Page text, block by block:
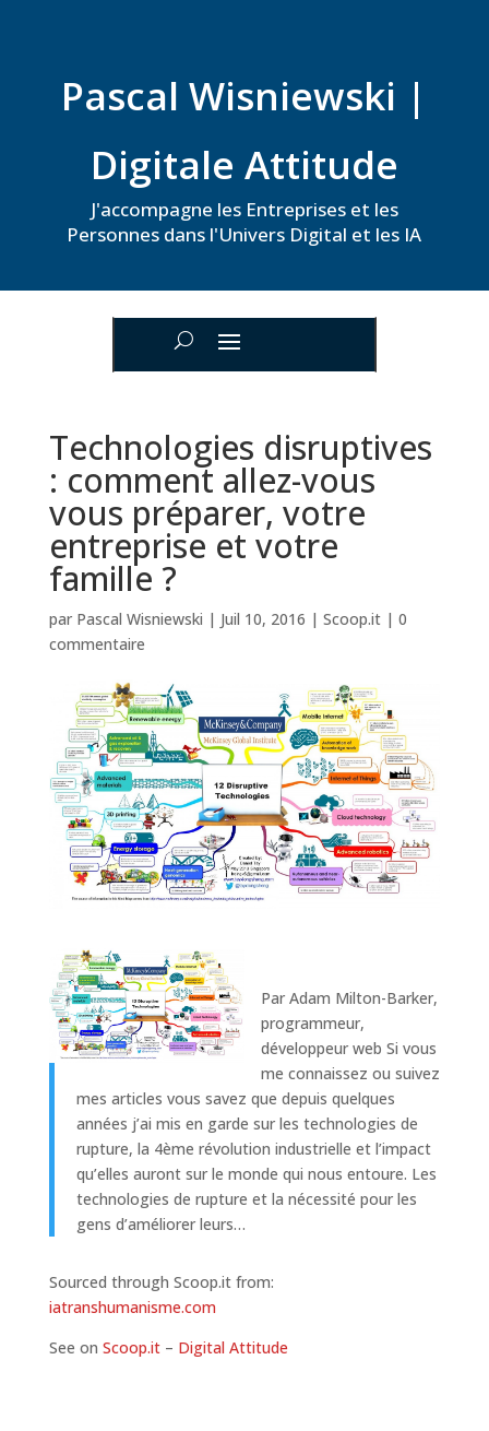
Pascal Wisniewski |
Digitale Attitude
J'accompagne les Entreprises et les
Personnes dans l'Univers Digital et les IA
Technologies disruptives
: comment allez-vous
vous préparer, votre
entreprise et votre
famille ?
par Pascal Wisniewski | Juil 10, 2016 | Scoop.it| 0
commentaire
Par Adam Milton-Barker,
programmeur,
développeur web Si vous
me connaissez ou suivez
mes articles vous savez que depuis quelques
années j’ai mis en garde sur les technologies de
rupture, la 4ème révolution industrielle et l’impact
qu’elles auront sur le monde qui nous entoure. Les
technologies de rupture et la nécessité pour les
gens d’améliorer leurs…
Sourced through Scoop.it from:
iatranshumanisme.com
See on Scoop.it– Digital Attitude